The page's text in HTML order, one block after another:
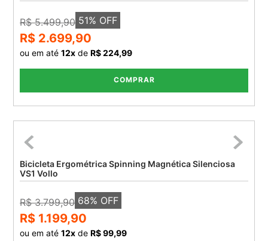
R$ 5.499,90 51% OFF
R$ 2.699,90
ou em até 12x de R$ 224,99
COMPRAR
Bicicleta Ergométrica Spinning Magnética Silenciosa
VS1 Vollo
R$ 3.799,90 68% OFF
R$ 1.199,90
ou em até 12x de R$ 99,99